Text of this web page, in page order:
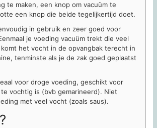
te maken, een knop om vacuüm te
een knop die beide tegelijkertijd doet.
in gebruik en zeer goed voor
je voeding vacuüm trekt die veel
het vocht in de opvangbak terecht in
tenminste als je de zak goed geplaatst
voor droge voeding, geschikt voor
vochtig is (bvb gemarineerd). Niet
met veel vocht (zoals saus).